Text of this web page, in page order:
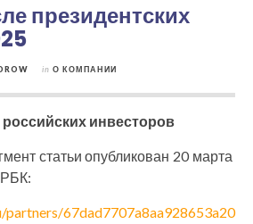
президентских
in О КОМПАНИИ
инвесторов
статьи опубликован 20 марта
РБК:
partners/67dad7707a8aa928653a20